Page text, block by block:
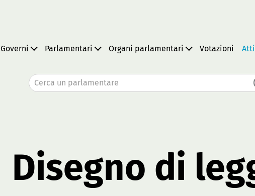
Governi Parlamentari Organi parlamentari Votazioni
Cerca un parlamentare
Disegno di